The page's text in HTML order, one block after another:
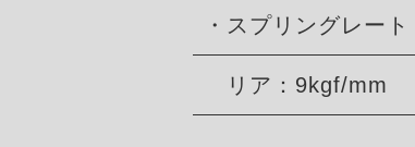
・スプリングレート
リア：9kgf/mm